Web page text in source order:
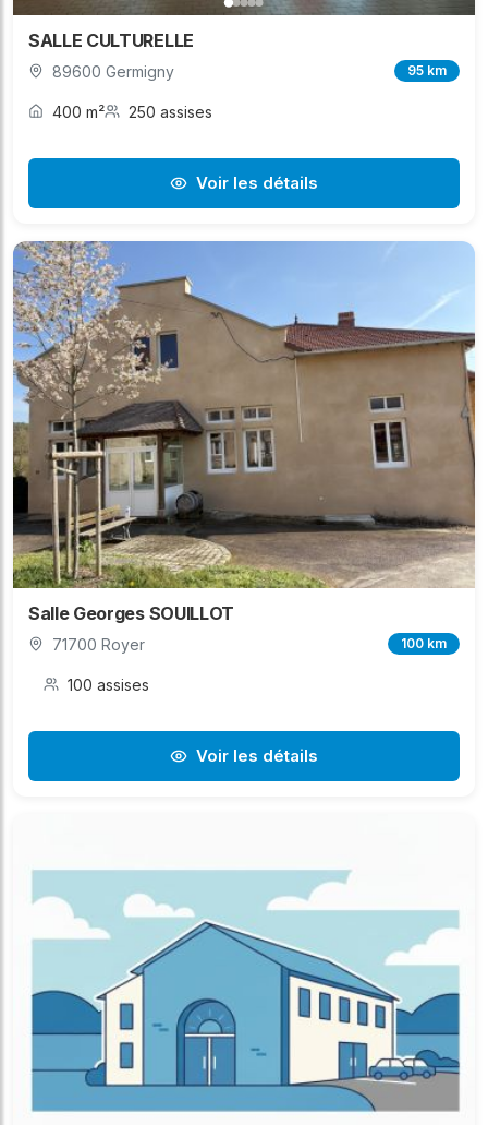
SALLE CULTURELLE
89600 Germigny 95 km
400 m² 250 assises
Voir les détails
Salle Georges SOUILLOT
71700 Royer 100 km
100 assises
Voir les détails